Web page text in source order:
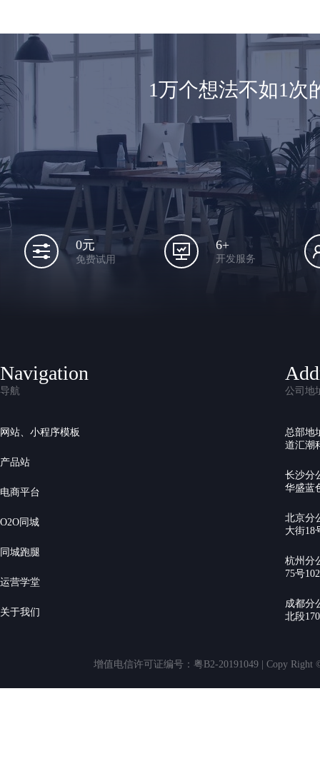
1万个想法不如1次
0元
免费试用
6+
开发服务
Navigation
导航
网站、小程序模板
产品站
电商平台
O2O同城
同城跑腿
运营学堂
关于我们
公司地
总部地
道汇潮
长沙分
华盛蓝
北京分
大街18
杭州分
75号
成都分
北段
增值电信许可证编号：粤B2-20191049 | Copy